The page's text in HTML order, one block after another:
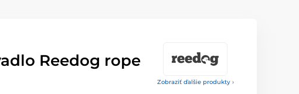
Zobraziť ďalšie produkty ›
Reedog rope